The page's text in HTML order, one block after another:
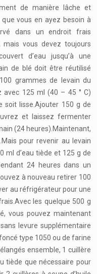
de manière lâche et
vous en ayez besoin à
dans un endroit frais
mais vous devez toujours
d’eau jusqu’à une
de blé doit être réutilisé
grammes de levain du
avec 125 ml (40 – 45 ° C)
soit lisse.Ajouter 150 g de
et laissez fermenter
(24 heures).Maintenant,
pour revenir au levain
ml d’eau tiède et 125 g de
24 heures dans un
à nouveau retirer 100
au réfrigérateur pour une
les quelque 500 g
vous pouvez maintenant
levure supplémentaire
type 1050 ou de farine
ensemble, 1 cuillère
tiède que nécessaire pour